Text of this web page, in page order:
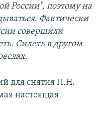
России", поэтому на
Фактически
совершили
Сидеть в другом
для снятия П.Н.
настоящая